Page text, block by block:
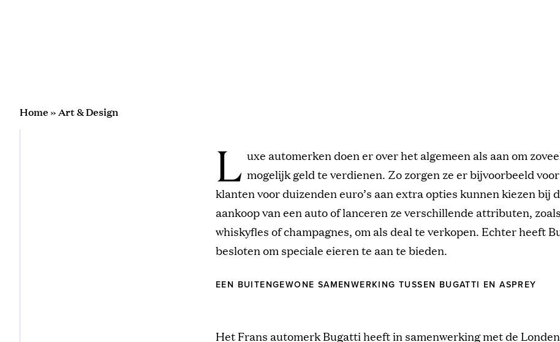
Home»Art & Design
L uxe automerken doen er over het algemeen als aan om
mogelijk geld te verdienen. Zo zorgen ze er bijvoorbeeld
klanten voor duizenden euro’s aan extra opties kunnen kiezen bij
aankoop van een auto of lanceren ze verschillende attributen,
whiskyfles of champagnes, om als deal te verkopen. Echter heeft
besloten om speciale eieren te aan te bieden.
EEN BUITENGEWONE SAMENWERKING TUSSEN BUGATTI EN ASPREY
Het Frans automerk Bugatti heeft in samenwerking met de